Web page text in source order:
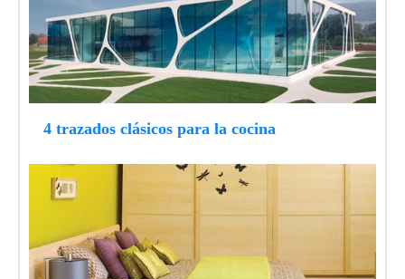
4 trazados clásicos para la cocina